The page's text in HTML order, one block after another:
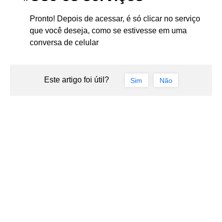
Pronto! Depois de acessar, é só clicar no serviço
que você deseja, como se estivesse em uma
conversa de celular
Este artigo foi útil? Sim Não